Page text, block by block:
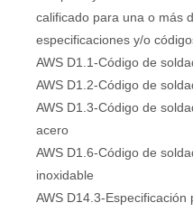
calificado para una o más
especificaciones y/o
AWS D1.1-Código de
AWS D1.2-Código de
AWS D1.3-Código de
acero
AWS D1.6-Código de
inoxidable
AWS D14.3-